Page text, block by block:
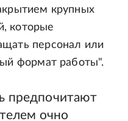
крупных
которые
персонал или
формат работы".
предпочитают
очно